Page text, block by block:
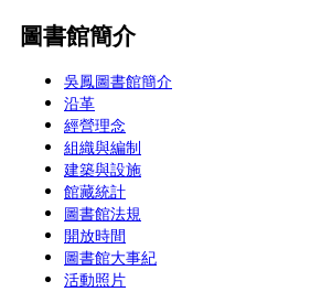
圖書館簡介
吳鳳圖書館簡介
沿革
經營理念
組織與編制
建築與設施
館藏統計
圖書館法規
開放時間
圖書館大事紀
活動照片